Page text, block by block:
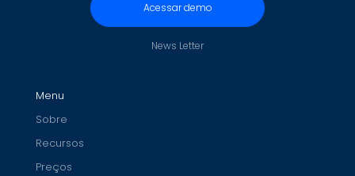
Acessar demo
News Letter
Menu
Sobre
Recursos
Preços